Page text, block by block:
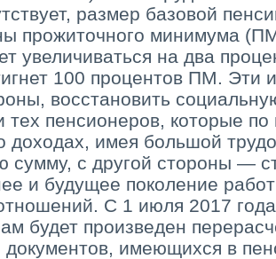
размер базовой
прожиточного минимума
увеличиваться на два
100 процентов ПМ. Эти
восстановить
тех пенсионеров, которые по
доходах, имея большой
сумму, с другой стороны —
и будущее поколение
С 1 июля 2017
будет произведен
документов, имеющихся в